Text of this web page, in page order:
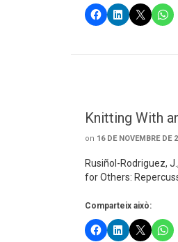
Knitting With
on 16 DE NOVEMBRE DE
Rusiñol-Rodriguez,
for Others:
Comparteix això: